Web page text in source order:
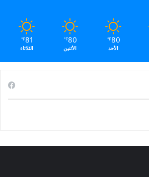
80
℉
الأحد
80
℉
الأثنين
81
℉
الثلاثاء